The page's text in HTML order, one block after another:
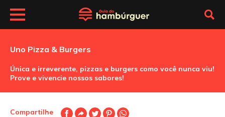
Uno Pizza & Burgers
Única e irreverente, pizzas e burgers como você nunca viu!
Prove e vivencie nossos sabores!
Compartilhe